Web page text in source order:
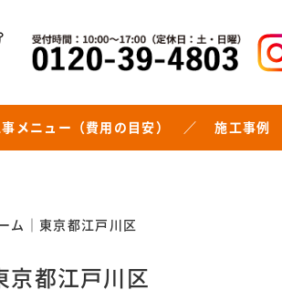
メニュー（費用の目安） 施工事例
ム｜東京都江戸川区
京都江戸川区